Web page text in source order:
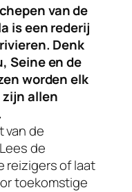
van de
is een rederij
Denk
Seine en de
worden elk
zijn allen
van de
de
reizigers of laat
toekomstige